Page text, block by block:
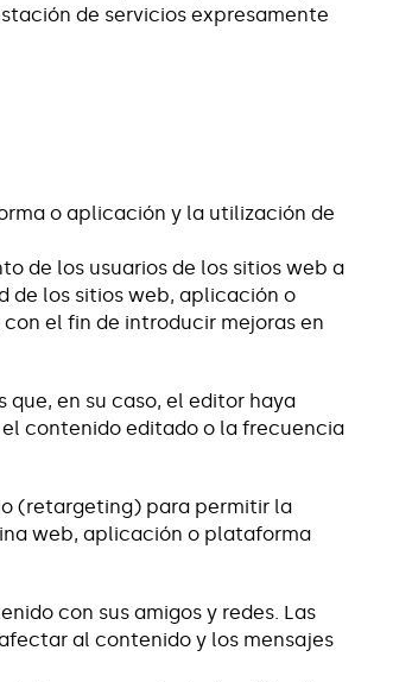
de servicios expresamente
o aplicación y la utilización de
de los usuarios de los sitios web a
de los sitios web, aplicación o
el fin de introducir mejoras en
en su caso, el editor haya
contenido editado o la frecuencia
(retargeting) para permitir la
web, aplicación o plataforma
con sus amigos y redes. Las
al contenido y los mensajes